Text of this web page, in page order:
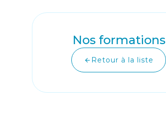
Nos formations
arrow_back Retour à la liste